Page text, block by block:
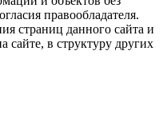
правообладателя.
страниц данного сайта и
в структуру других